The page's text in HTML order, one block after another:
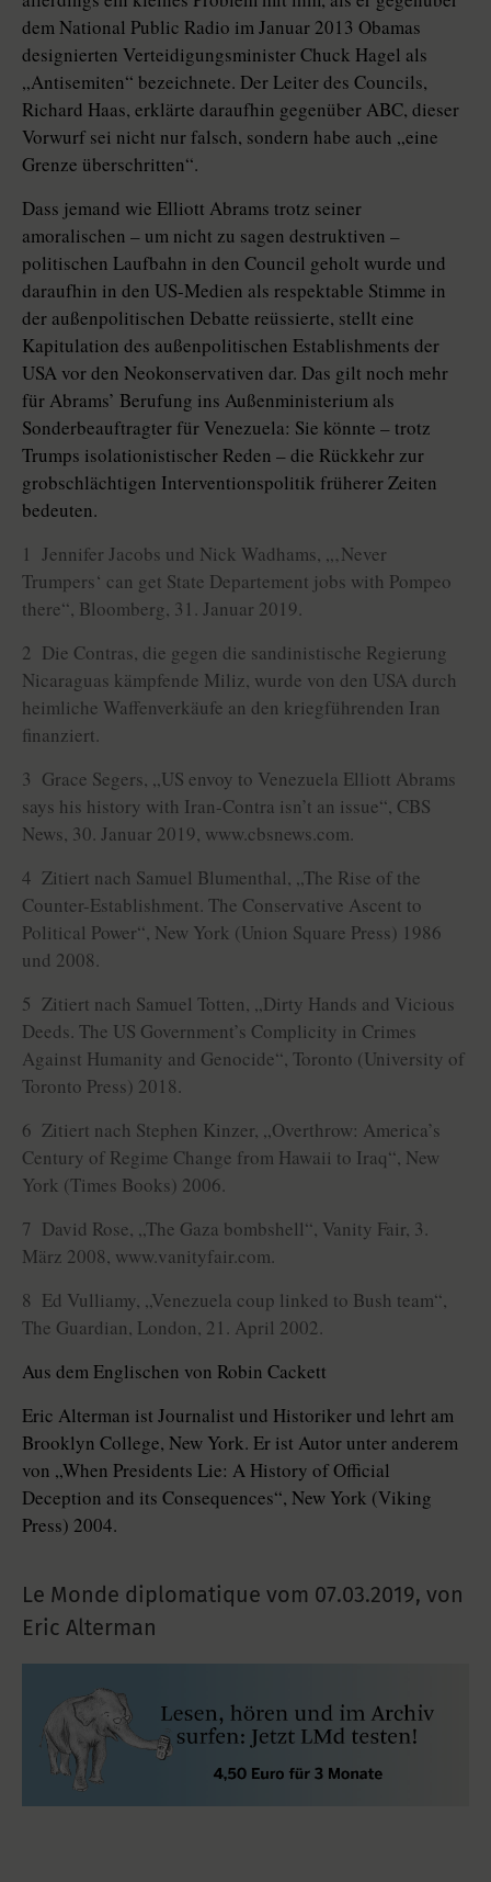
dem National Public Radio im Januar 2013 Obamas
designierten Verteidigungsminister Chuck Hagel als
„Antisemiten“ bezeichnete. Der Leiter des Councils,
Richard Haas, erklärte daraufhin gegenüber ABC, dieser
Vorwurf sei nicht nur falsch, sondern habe auch „eine
Grenze überschritten“.
Dass jemand wie Elliott Abrams trotz seiner
amoralischen – um nicht zu sagen destruktiven –
politischen Laufbahn in den Council geholt wurde und
daraufhin in den US-Medien als respektable Stimme in
der außenpolitischen Debatte reüssierte, stellt eine
Kapitulation des außenpolitischen Establishments der
USA vor den Neokonservativen dar. Das gilt noch mehr
für Abrams’ Berufung ins Außenministerium als
Sonderbeauftragter für Vene­zue­la: Sie könnte – trotz
Trumps isolationistischer Reden – die Rückkehr zur
grobschlächtigen Interventionspolitik früherer Zeiten
bedeuten.
1 Jennifer Jacobs und Nick Wadhams, „‚Never
Trumpers‘ can get State Departement jobs with Pompeo
there“, Bloomberg, 31. Januar 2019.
2 Die Contras, die gegen die sandinistische Regierung
Nicaraguas kämpfende Miliz, wurde von den USA durch
heimliche Waffenverkäufe an den kriegführenden Iran
finanziert.
3 Grace Segers, „US envoy to Venezuela Elliott Abrams
says his history with Iran-Contra isn’t an issue“, CBS
News, 30. Januar 2019, www.cbsnews.com.
4 Zitiert nach Samuel Blumenthal, „The Rise of the
Counter-Establishment. The Conservative Ascent to
Political Power“, New York (Union Square Press) 1986
und 2008.
5 Zitiert nach Samuel Totten, „Dirty Hands and Vicious
Deeds. The US Government’s Complicity in Crimes
Against Humanity and Genocide“, Toronto (University of
Toronto Press) 2018.
6 Zitiert nach Stephen Kinzer, „Overthrow: America’s
Century of Regime Change from Hawaii to Iraq“, New
York (Times Books) 2006.
7 David Rose, „The Gaza bombshell“, Vanity Fair, 3.
März 2008, www.vanityfair.com.
8 Ed Vulliamy, „Venezuela coup linked to Bush team“,
The Guardian, London, 21. April 2002.
Aus dem Englischen von Robin Cackett
Eric Alterman ist Journalist und Historiker und lehrt am
Brooklyn College, New York. Er ist Autor unter anderem
von „When Presidents Lie: A History of Official
Deception and its Consequences“, New York (Viking
Press) 2004.
Le Monde diplomatique vom 07.03.2019, von
Eric Alterman